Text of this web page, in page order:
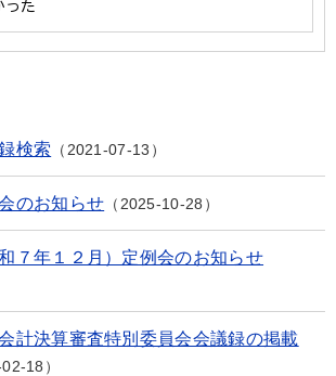
検索 2021-07-13
のお知らせ 2025-10-28
７年１２月）定例会のお知らせ
計決算審査特別委員会会議録の掲載
18